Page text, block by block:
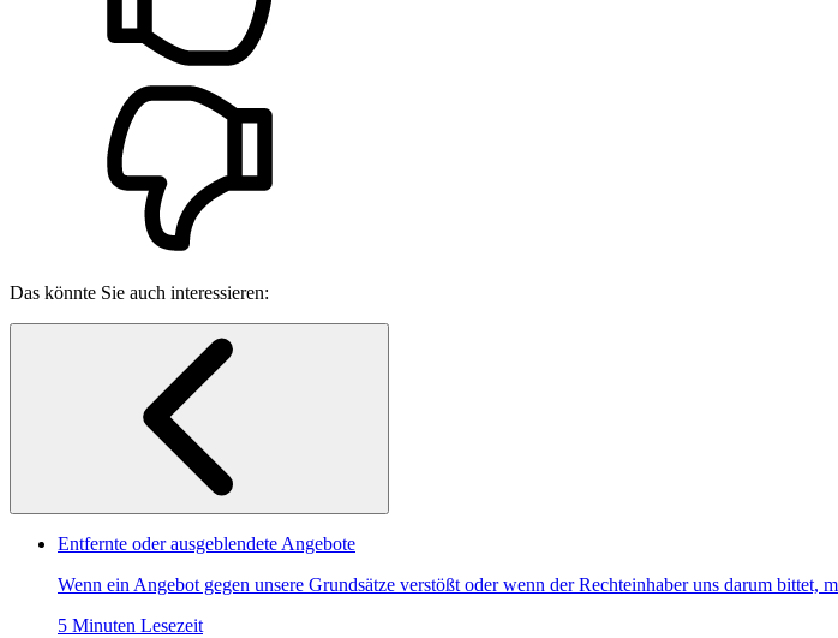
Das könnte Sie auch interessieren:
Entfernte oder ausgeblendete Angebote
Wenn ein Angebot gegen unsere Grundsätze verstößt oder wenn der Rechteinhaber uns darum bittet,
5 Minuten Lesezeit